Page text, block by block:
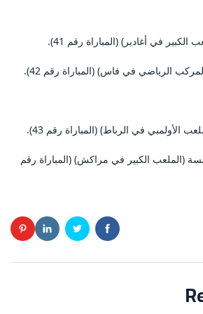
في أغادير) (المباراة رقم 41).
الرياضي في فاس) (المباراة رقم 42).
الأولمبي في الرباط) (المباراة رقم 43).
(الملعب الكبير في مراكش) (المباراة رقم